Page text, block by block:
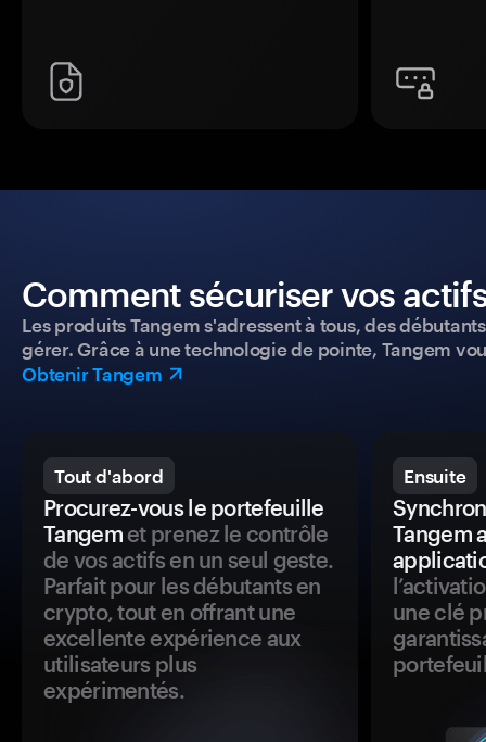
Comment sécuriser vos
Les produits Tangem s'adressent à tous, des
gérer. Grâce à une technologie de pointe, Tangem
Obtenir Tangem
Tout d'abord
Procurez-vous le portefeuille
Tangemet prenez le contrôle
de vos actifs en un seul geste.
Parfait pour les débutants en
crypto, tout en offrant une
excellente expérience aux
utilisateurs plus
expérimentés.
Ensuite
Tangem
une clé